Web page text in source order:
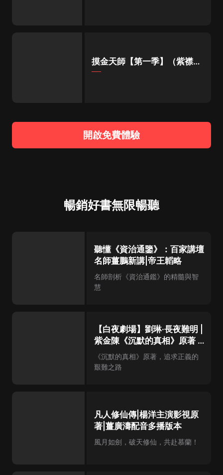
摸金天師【第一季】（紫襟演
播）
開啟免費體驗
暢銷好書無限暢聽
聽懂《資治通鑒》：百家講壇
名師薑鵬新講|帝王韜略
名師剖析《資治通鑑》的精髓與智
慧
【白夜劇場】劉琳·長夜難明 |
紫金陳《沉默的真相》原著 |
壞小孩 | 無證之罪
《沉默的真相》原著，追求正義的
艱難之路
凡人修仙傳|楊洋主演影視原
著|薑廣濤配音多播版本
風月如劍，破天修仙，共赴慕蘭！